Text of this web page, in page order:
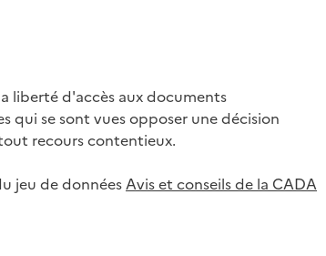
liberté d'accès aux documents
qui se sont vues opposer une décision
recours contentieux.
jeu de donnéesAvis et conseils de la CADA